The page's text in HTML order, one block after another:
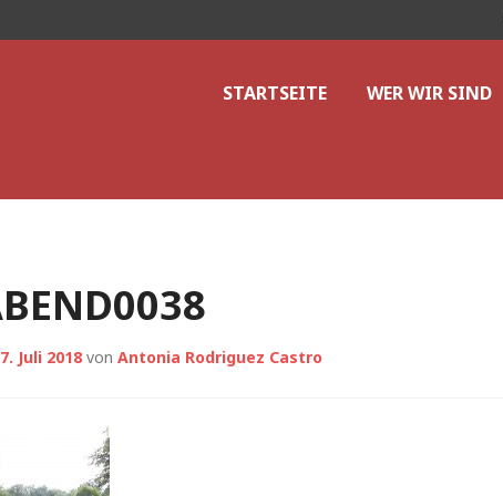
STARTSEITE WER WIR SIND
Juli 2018 von Antonia Rodriguez Castro